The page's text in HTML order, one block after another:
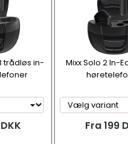
trådløs in-
Mixx Solo 2 In-
Fra 199